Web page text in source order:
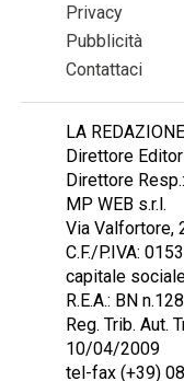
Privacy
Pubblicità
Contattaci
LA REDAZIONE
Direttore
Direttore
MP WEB s.r.l.
Via Valfortore,
C.F./P.IVA:
capitale
R.E.A.: BN
Reg. Trib. Aut.
10/04/2009
tel-fax (+39)